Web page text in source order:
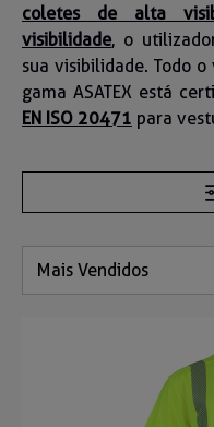
coletes de alta
visibilidade, o
sua visibilidade. Todo
gama ASATEX está
EN ISO 20471 para